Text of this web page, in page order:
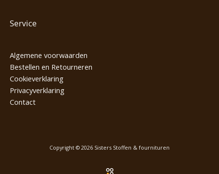
Service
Algemene voorwaarden
Bestellen en Retourneren
Cookieverklaring
Privacyverklaring
Contact
Copyright © 2026 Sisters Stoffen & fournituren